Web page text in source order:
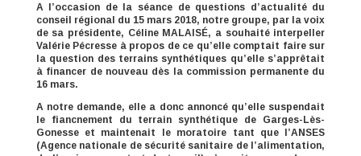
A l’occasion de la séance de questions d’actualité du
conseil régional du 15 mars 2018, notre groupe, par la voix
de sa présidente, Céline MALAISÉ, a souhaité interpeller
Valérie Pécresse à propos de ce qu’elle comptait faire sur
la question des terrains synthétiques qu’elle s’apprêtait
à financer de nouveau dès la commission permanente du
16 mars.
A notre demande, elle a donc annoncé qu’elle suspendait
le fiancnement du terrain synthétique de Garges-Lès-
Gonesse et maintenait le moratoire tant que l’ANSES
(Agence nationale de sécurité sanitaire de l’alimentation,